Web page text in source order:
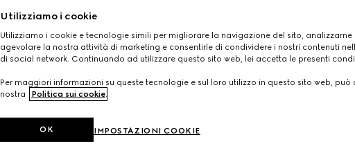
Utilizziamo i cookie
Utilizziamo i cookie e tecnologie simili per migliorare la navigazione del sito, analizzarne
agevolare la nostra attività di marketing e consentirle di condividere i nostri contenuti
di social network. Continuando ad utilizzare questo sito web, lei accetta le presenti
Per maggiori informazioni su queste tecnologie e sul loro utilizzo in questo sito web, può
nostra
Politica sui cookie.
IMPOSTAZIONI COOKIE
OK